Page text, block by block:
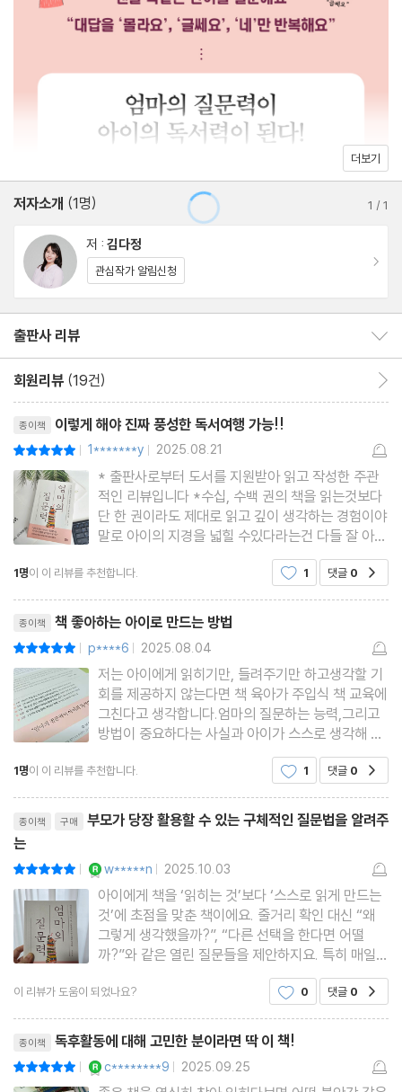
은 방법으로 ‘엄마의 질문’을 강조한다. 예를 들어, 책을 읽은 아이에
게 “이 장면에서 주인공은 왜 그렇게 행동했을까?”, “너라면 어떻게
했을 것 같아?”와 같은 질문을 던져, 아이가 스스로 생각해 보도록
돕는 것이다. 이런 대화가 쌓이고 쌓일수록 아이는 책 내용을 자연스
럽게 떠올리고, 자신만의 생각을 자유롭게 펼친다. 아이와 책을 읽고
대화를 나누는 데는 하루 10분이면 충분하다. 중요한 것은 많은 시
간을 들이는 것이 아니라, 아이의 말에 귀 기울이고 생각을 함께 나
누는 따뜻한 태도다. 이 책이 엄마와 아이 사이에 생각과 마음을 잇
는 소중한 연결고리가 되어 줄 것이다.
‘이거, 그거, 저거’의 함정
날씨로 표현하는 ‘감탄’의 의미
아이 머릿속 어휘 퍼즐 맞추기
국어사전, 오늘의 단어 영양제
‘희생’에서 ‘봉사’까지, 덧붙이기 질문법
3장 책 속 한 장면, 아이 마음에 남게 하려면 | 엄마의 장면 하나 질
문법
기억은 문장이 아닌 장면으로 남는다
우울한 마음은 회색, 잔잔한 마음은 초록색으로
‘내가 주인공이었다면 어떻게 했을까?’
책이 끝나도 이야기는 계속된다
4장 엄마의 질문이 아이의 문장이 되는 순간| 엄마의 문장 하나 질
질문으로 열고 글쓰기로 닫는 독서법
글쓰기의 시작은 ‘만만한 한 줄’로
엄마는 채점하는 사람이 아니에요
즐거운 질문이 재미있는 문장을 부른다
매일 다른 루틴으로 질문하세요
조용하지만 꾸준히 하는 힘
?
5장 기다려 주는 엄마, 책 읽는 아이 | 엄마의 질문력을 키우는 법
호기심, 아직 아이 안에 있어요
“우리 엄마는 답정너예요”
비교와 조바심 내려놓기
아이 속도에 맞는 우리 집 독서법
초등 고학년을 위한 읽기의 기술
엄마의 감정, 아이 귀로 저장됩니다
추천 도서, 중요하지 않습니다
‘1등이 읽는 책’은 없다
아이의 진짜 속마음을 마주하는 시간
더보기
저자소개 (1명) 1 /1
저 : 김다정
관심작가 알림신청
출판사 리뷰
회원리뷰 (19건)
종이책 이렇게 해야 진짜 풍성한 독서여행 가능!!
| 1*******y | 2025.08.21
* 출판사로부터 도서를 지원받아 읽고 작성한 주관
적인 리뷰입니다 *수십, 수백 권의 책을 읽는것보다
단 한 권이라도 제대로 읽고 깊이 생각하는 경험이야
말로 아이의 지경을 넓힐 수있다라는건 다들 잘 아시
잖아요?책을 읽기만 하고 끝! 하는걸로는 좀 아쉽다
라고 할 수있구요!물론 전혀 독서를 하지 않는것보단
낫지만요책 속 이야기를 가지고 엄마가 어떤 질문을
던지느냐에 따라 아이
1명이 이 리뷰를 추천합니다. 1 댓글 0
종이책 책 좋아하는 아이로 만드는 방법
| p****6 | 2025.08.04
저는 아이에게 읽히기만, 들려주기만 하고생각할 기
회를 제공하지 않는다면 책 육아가 주입식 책 교육에
그친다고 생각합니다.엄마의 질문하는 능력,그리고
방법이 중요하다는 사실과 아이가 스스로 생각해 볼
수 있는 계기를마련하는 시간이독서 그 자체보다 더
중요할 수 있겠다는 생각을일깨워 준다는 측면에
서 상당히 유익한 독서 경험이었습니다.*유노라이프
출판사로부터 해당 도서
1명이 이 리뷰를 추천합니다. 1 댓글 0
종이책 구매
부모가 당장 활용할 수 있는 구체적인 질문법을 알려주
는
| w*****n | 2025.10.03
아이에게 책을 ‘읽히는 것’보다 ‘스스로 읽게 만드는
것’에 초점을 맞춘 책이에요. 줄거리 확인 대신 “왜
그렇게 생각했을까?”, “다른 선택을 한다면 어떨
까?”와 같은 열린 질문들을 제안하지요. 특히 매일
활용할 수 있는 질문 예시가 풍성해 생활 속 대화에
바로 적용하기 좋습니다. 10분의 질문 독서만으로도
아이와 생각을 나누며 문해력과 사고력을 함께 키워
갈 수 있다는
이 리뷰가 도움이 되었나요? 0 댓글 0
종이책 독후활동에 대해 고민한 분이라면 딱 이 책!
| c********9 | 2025.09.25